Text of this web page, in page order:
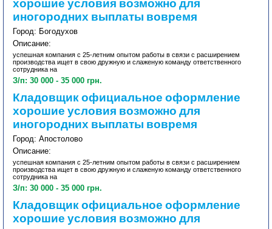
хорошие условия возможно для
иногородних выплаты вовремя
Город: Богодухов
Описание:
успешная компания с 25-летним опытом работы в связи с расширением
производства ищет в свою дружную и слаженую команду ответственного
сотрудника на
З/п: 30 000 - 35 000 грн.
Кладовщик официальное оформление
хорошие условия возможно для
иногородних выплаты вовремя
Город: Апостолово
Описание:
успешная компания с 25-летним опытом работы в связи с расширением
производства ищет в свою дружную и слаженую команду ответственного
сотрудника на
З/п: 30 000 - 35 000 грн.
Кладовщик официальное оформление
хорошие условия возможно для